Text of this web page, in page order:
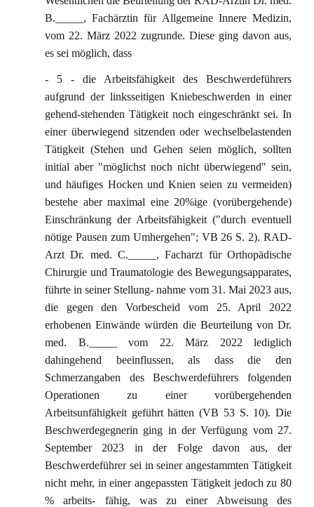
B._____, Fachärztin für Allgemeine Innere Medizin,
vom 22. März 2022 zugrunde. Diese ging davon aus,
es sei möglich, dass
- 5 - die Arbeitsfähigkeit des Beschwerdeführers
aufgrund der linksseitigen Kniebeschwerden in einer
gehend-stehenden Tätigkeit noch eingeschränkt sei. In
einer überwiegend sitzenden oder wechselbelastenden
Tätigkeit (Stehen und Gehen seien möglich, sollten
initial aber "möglichst noch nicht überwiegend" sein,
und häufiges Hocken und Knien seien zu vermeiden)
bestehe aber maximal eine 20%ige (vorübergehende)
Einschränkung der Arbeitsfähigkeit ("durch eventuell
nötige Pausen zum Umhergehen"; VB 26 S. 2). RAD-
Arzt Dr. med. C._____, Facharzt für Orthopädische
Chirurgie und Traumatologie des Bewegungsapparates,
führte in seiner Stellung- nahme vom 31. Mai 2023 aus,
die gegen den Vorbescheid vom 25. April 2022
erhobenen Einwände würden die Beurteilung von Dr.
med. B._____ vom 22. März 2022 lediglich
dahingehend beeinflussen, als dass die den
Schmerzangaben des Beschwerdeführers folgenden
Operationen zu einer vorübergehenden
Arbeitsunfähigkeit geführt hätten (VB 53 S. 10). Die
Beschwerdegegnerin ging in der Verfügung vom 27.
September 2023 in der Folge davon aus, der
Beschwerdeführer sei in seiner angestammten Tätigkeit
nicht mehr, in einer angepassten Tätigkeit jedoch zu 80
% arbeits- fähig, was zu einer Abweisung des